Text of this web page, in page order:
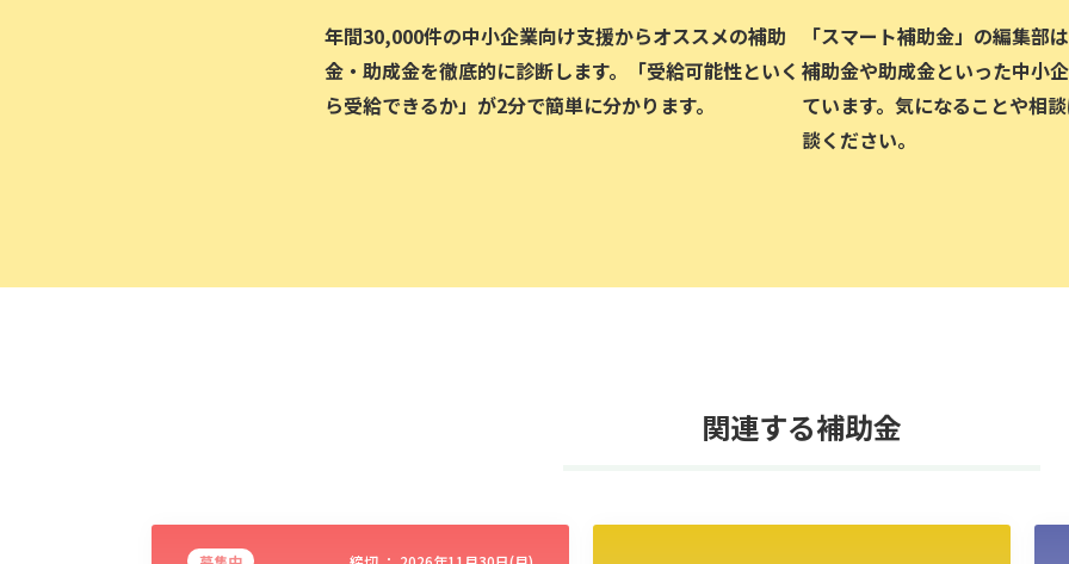
年間30,000件の中小企業向け支援からオススメの補助
金・助成金を徹底的に診断します。「受給可能性といく
ら受給できるか」が2分で簡単に分かります。
「スマート補助金」の編集部
補助金や助成金といった中小
ています。気になることや相
談ください。
関連する補助金